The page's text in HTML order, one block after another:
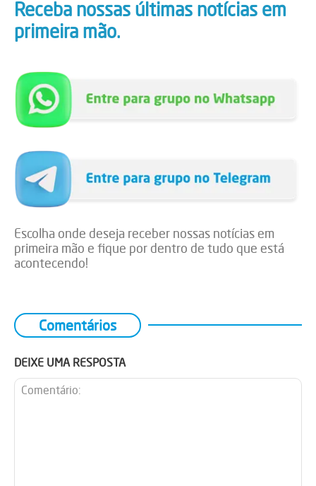
Receba nossas últimas notícias em
primeira mão.
Escolha onde deseja receber nossas notícias em
primeira mão e fique por dentro de tudo que está
acontecendo!
Comentários
DEIXE UMA RESPOSTA